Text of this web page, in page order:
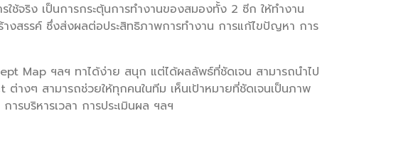
ช้จริง เป็นการกระตุ้นการทำงานของสมองทั้ง 2 ซีก ให้ทำงาน
างสรรค์ ซึ่งส่งผลต่อประสิทธิภาพการทำงาน การแก้ไขปัญหา การ
Map ฯลฯ ทาได้ง่าย สนุก แต่ได้ผลลัพธ์ที่ชัดเจน สามารถนำไป
างๆ สามารถช่วยให้ทุกคนในทีม เห็นเป้าหมายที่ชัดเจนเป็นภาพ
บริหารเวลา การประเมินผล ฯลฯ